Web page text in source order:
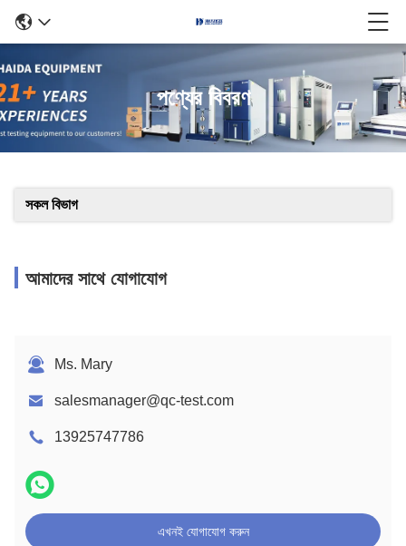
পণ্যের বিবরণ
সকল বিভাগ
আমাদের সাথে যোগাযোগ
Ms. Mary
salesmanager@qc-test.com
13925747786
এখনই যোগাযোগ করুন